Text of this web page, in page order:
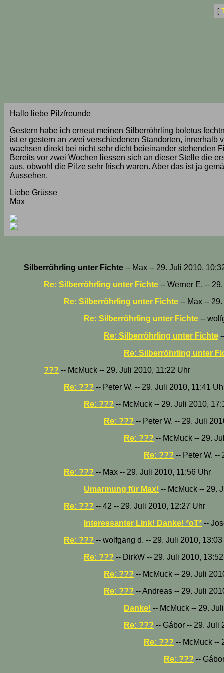
[
Hallo liebe Pilzfreunde
Gestern habe ich erneut meinen Silberröhrling boletus
ist er gestern an zwei verschiedenen Standorten,
wachsen direkt bei nicht sehr dicht beieinander stehenden
Bereits vor zwei Wochen liessen sich an dieser Stelle die
aus, obwohl die Pilze sehr frisch waren. Aber das ist ja
Aussehen.
Liebe Grüsse
Max
Silberröhrling unter Fichte -- Max -- 29. Juli 2010,
Re: Silberröhrling unter Fichte -- Werner E. --
Re: Silberröhrling unter Fichte -- Max --
Re: Silberröhrling unter Fichte --
Re: Silberröhrling unter Fichte
Re: Silberröhrling unter
??? -- McMuck -- 29. Juli 2010, 11:22 Uhr
Re: ??? -- Peter W. -- 29. Juli 2010, 11:41
Re: ??? -- McMuck -- 29. Juli 2010,
Re: ??? -- Peter W. -- 29. Juli
Re: ??? -- McMuck -- 29.
Re: ??? -- Peter W. --
Re: ??? -- Max -- 29. Juli 2010, 11:56 Uhr
Umarmung für Max! -- McMuck -- 29.
Re: ??? -- 42 -- 29. Juli 2010, 12:27 Uhr
Interessanter Link! Danke! *oT* --
Re: ??? -- wolfgang d. -- 29. Juli 2010,
Re: ??? -- DirkW -- 29. Juli 2010,
Re: ??? -- McMuck -- 29. Juli
Re: ??? -- Andreas -- 29. Juli
Danke! -- McMuck -- 29.
Re: ??? -- Gábor -- 29. Juli
Re: ??? -- McMuck --
Re: ??? --